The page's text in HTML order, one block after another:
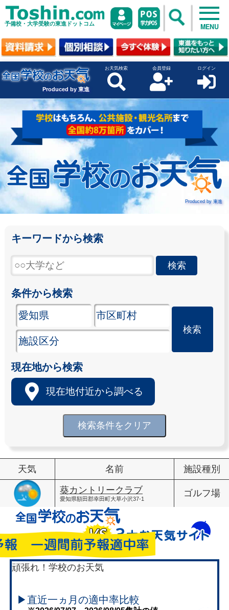
予備校・大学受験の東進ドットコム MENU
Produced by 東進
お天気検索 会員登録 ログイン
Produced by 東進
キーワードから検索
条件から検索
現在地から検索
現在地付近から調べる
検索条件をクリア
天気 名前 施設種別
葵カントリークラブ
愛知県額田郡幸田町大草小沢37-1
ゴルフ場
頑張れ！学校のお天気
▶直近一ヵ月の適中率比較